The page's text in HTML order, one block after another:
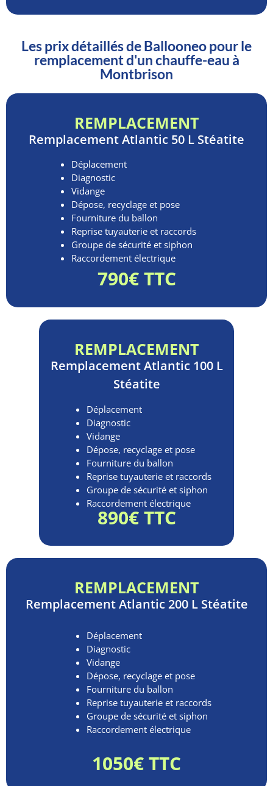
Les prix détaillés de Ballooneo pour le
remplacement d'un chauffe-eau à
Montbrison
REMPLACEMENT
RemplacementAtlantic 50 L Stéatite
Déplacement
Diagnostic
Vidange
Dépose, recyclage et pose
Fourniture du ballon
Reprise tuyauterie et raccords
Groupe de sécurité et siphon
Raccordement électrique
790€ TTC
REMPLACEMENT
RemplacementAtlantic 100 L
Stéatite
Déplacement
Diagnostic
Vidange
Dépose, recyclage et pose
Fourniture du ballon
Reprise tuyauterie et raccords
Groupe de sécurité et siphon
Raccordement électrique
890€ TTC
REMPLACEMENT
RemplacementAtlantic 200 L Stéatite
Déplacement
Diagnostic
Vidange
Dépose, recyclage et pose
Fourniture du ballon
Reprise tuyauterie et raccords
Groupe de sécurité et siphon
Raccordement électrique
1050€ TTC